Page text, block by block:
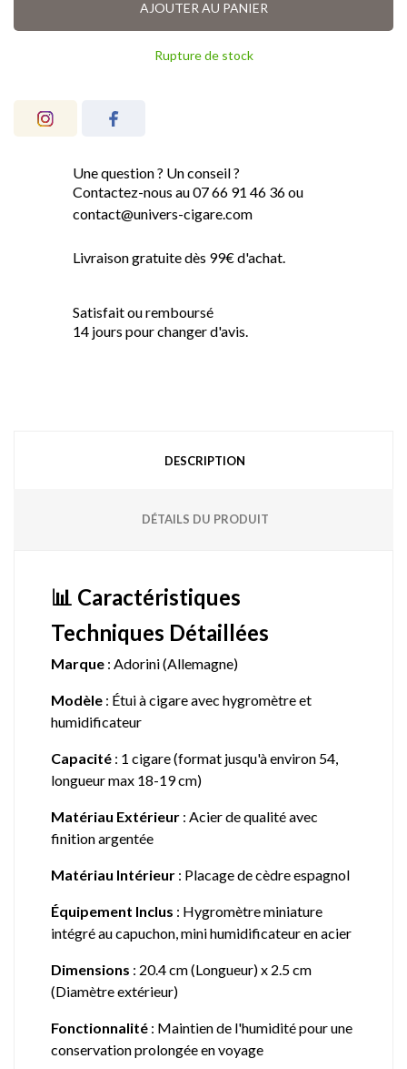
AJOUTER AU PANIER
Rupture de stock
Une question ? Un conseil ?
Contactez-nous au 07 66 91 46 36 ou
contact@univers-cigare.com
Livraison gratuite dès 99€ d'achat.
Satisfait ou remboursé
14 jours pour changer d'avis.
DESCRIPTION
DÉTAILS DU PRODUIT
📊 Caractéristiques
Techniques Détaillées
Marque : Adorini (Allemagne)
Modèle : Étui à cigare avec hygromètre et
humidificateur
Capacité : 1 cigare (format jusqu'à environ 54,
longueur max 18-19 cm)
Matériau Extérieur : Acier de qualité avec
finition argentée
Matériau Intérieur : Placage de cèdre espagnol
Équipement Inclus : Hygromètre miniature
intégré au capuchon, mini humidificateur en acier
Dimensions : 20.4 cm (Longueur) x 2.5 cm
(Diamètre extérieur)
Fonctionnalité : Maintien de l'humidité pour une
conservation prolongée en voyage